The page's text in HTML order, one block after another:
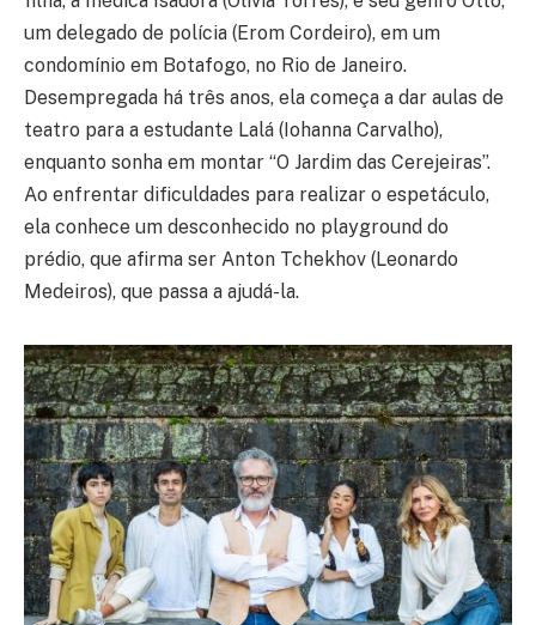
um delegado de polícia (Erom Cordeiro), em um
condomínio em Botafogo, no Rio de Janeiro.
Desempregada há três anos, ela começa a dar aulas de
teatro para a estudante Lalá (Iohanna Carvalho),
enquanto sonha em montar “O Jardim das Cerejeiras”.
Ao enfrentar dificuldades para realizar o espetáculo,
ela conhece um desconhecido no playground do
prédio, que afirma ser Anton Tchekhov (Leonardo
Medeiros), que passa a ajudá-la.